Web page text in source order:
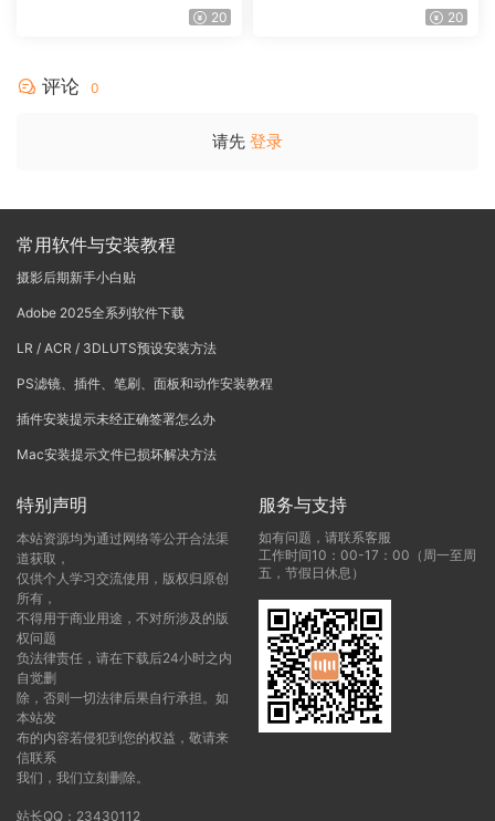
Vinci Resolve Studio21.0.320
戏团 – QUEST 60 调色预设A
20
评论 0
请先 登录
常用软件与安装教程
摄影后期新手小白贴
Adobe 2025全系列软件下载
LR / ACR / 3DLUTS预设安装方法
PS滤镜、插件、笔刷、面板和动作安装教程
插件安装提示未经正确签署怎么办
Mac安装提示文件已损坏解决方法
特别声明
本站资源均为通过网络等公开合法渠
道获取，
仅供个人学习交流使用，版权归原创
所有，
不得用于商业用途，不对所涉及的版
权问题
负法律责任，请在下载后24小时之内
自觉删
除，否则一切法律后果自行承担。如
本站发
布的内容若侵犯到您的权益，敬请来
信联系
我们，我们立刻删除。
站长QQ：23430112
服务与支持
如有问题，请联系客服
工作时间10：00-17：00（周一至周
五，节假日休息）